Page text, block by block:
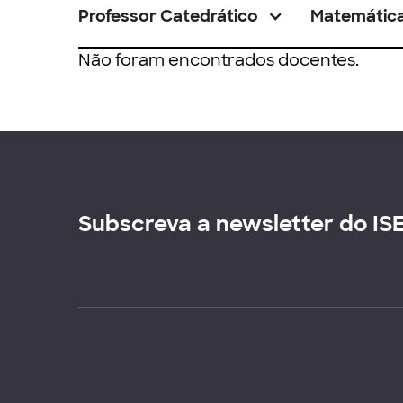
Professor Catedrático
Não foram encontrados docentes.
Subscreva a newsletter do